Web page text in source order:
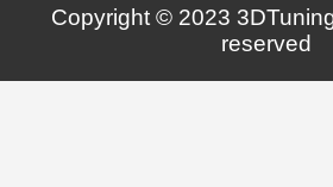
Copyright © 2023
reserved